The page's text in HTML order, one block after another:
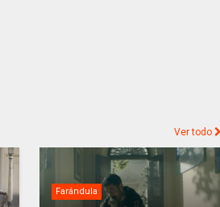
Ver todo
Farándula